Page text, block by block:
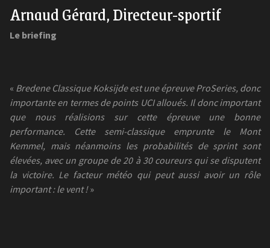
Arnaud Gérard, Directeur-sportif
Le briefing
« Bredene Classique Koksijde est une épreuve ProSeries, donc
importante en termes de points UCI alloués. Il donc important
que nous réalisions sur cette épreuve une bonne
performance. Cette semi-classique emprunte le Mont
Kemmel, mais néanmoins les probabilités de sprint sont
élevées, avec un groupe de 20 à 30 coureurs qui se disputent
la victoire. Le facteur météo qui peut aussi avoir un rôle
important : le vent !»